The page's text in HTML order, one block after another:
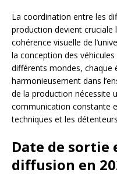
La coordination entre les
production devient cruciale
cohérence visuelle de
la conception des
différents mondes, chaque
harmonieusement dans
de la production nécessite
communication constante
techniques et les
Date de sortie
diffusion en